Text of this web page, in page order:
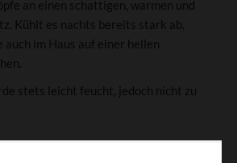
an einen schattigen, warmen und
Kühlt es nachts bereits stark ab,
auch im Haus auf einer hellen
stets leicht feucht, jedoch nicht zu